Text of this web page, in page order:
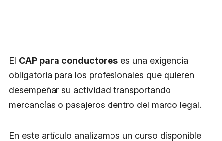
El CAP para conductores es una exigencia
obligatoria para los profesionales que quieren
desempeñar su actividad transportando
mercancías o pasajeros dentro del marco legal.
En este artículo analizamos un curso disponible